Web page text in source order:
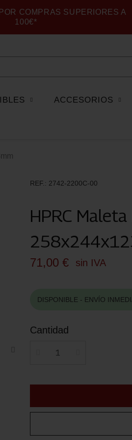
COMPRAS SUPERIORES A
100€*
ACCESORIOS
REF. 2742-2200C-00
HPRC
71,00 € sin IVA
DISPONIBLE - ENVÍO
Cantidad